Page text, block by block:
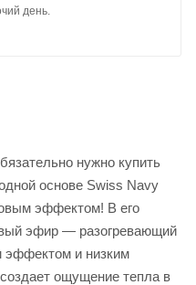
день.
нужно купить
основе Swiss Navy
эффектом! В его
эфир — разогревающий
эффектом и низким
ощущение тепла в